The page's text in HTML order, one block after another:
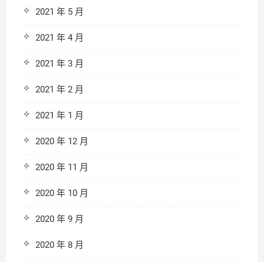
2021 年 5 月
2021 年 4 月
2021 年 3 月
2021 年 2 月
2021 年 1 月
2020 年 12 月
2020 年 11 月
2020 年 10 月
2020 年 9 月
2020 年 8 月